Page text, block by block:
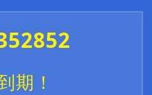
期！